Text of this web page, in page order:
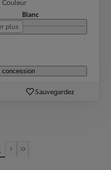
Couleur
Blanc
plus
concession
Sauvegardez
page
Next page
Last Page